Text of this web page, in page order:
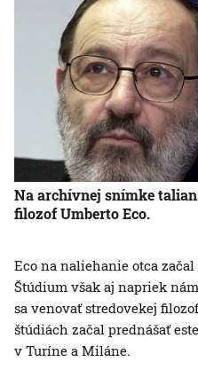
Na archívnej snímke
filozof Umberto Eco.
Eco na naliehanie otca
Štúdium však aj napriek
sa venovať stredovekej
štúdiách začal prednášať
v Turíne a Miláne.